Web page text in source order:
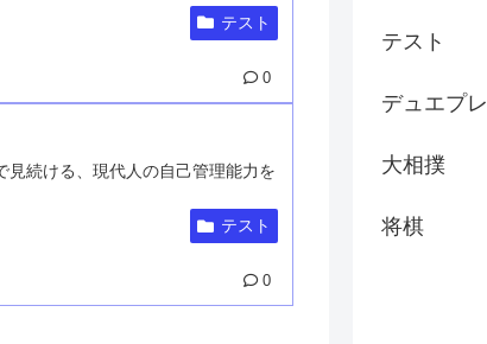
テスト
0
続ける、現代人の自己管理能力を
テスト
0
テスト
デュエプレ
大相撲
将棋